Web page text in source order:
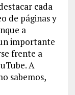
cada
de páginas y
a
importante
frente a
A
sabemos,